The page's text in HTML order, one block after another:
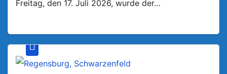
Freitag, den 17. Juli 2026, wurde der…